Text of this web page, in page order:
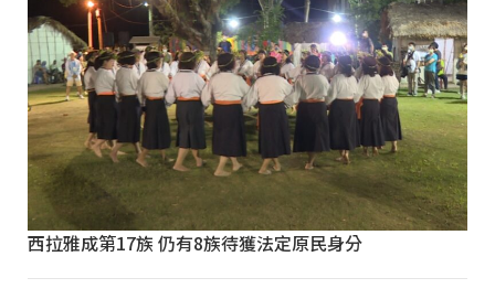
西拉雅成第17族 仍有8族待獲法定原民身分